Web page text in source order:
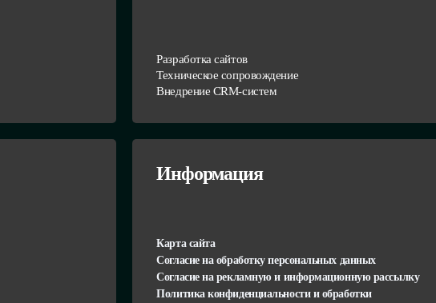
Разработка сайтов
Техническое сопровождение
Внедрение CRM-систем
Информация
Карта сайта
Согласие на обработку персональных данных
Согласие на рекламную и информационную рассылку
Политика конфиденциальности и обработки